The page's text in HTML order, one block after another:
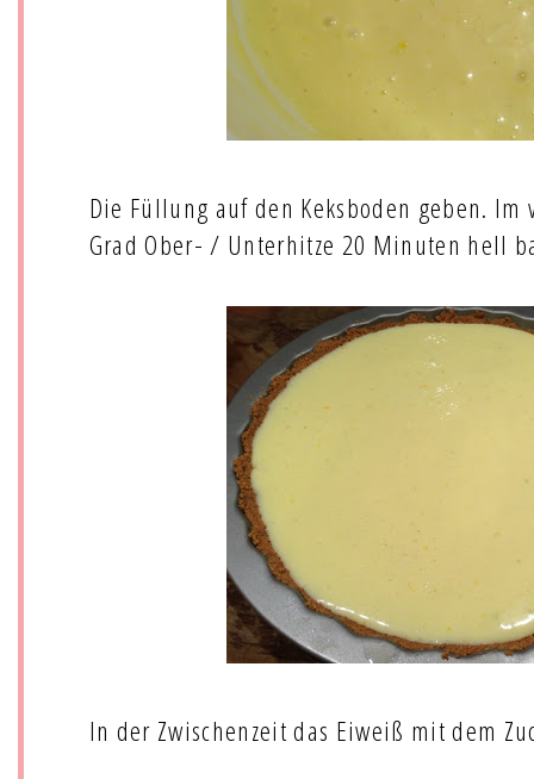
Die Füllung auf den Keksboden geben. Im
Grad Ober- / Unterhitze 20 Minuten hell
In der Zwischenzeit das Eiweiß mit dem